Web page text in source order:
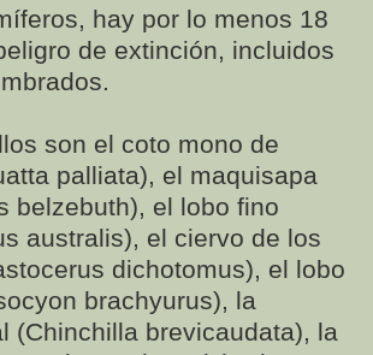
hay por lo menos 18
de extinción, incluidos
son el coto mono de
palliata), el maquisapa
belzebuth), el lobo fino
australis), el ciervo de los
dichotomus), el lobo
brachyurus), la
(Chinchilla brevicaudata), la